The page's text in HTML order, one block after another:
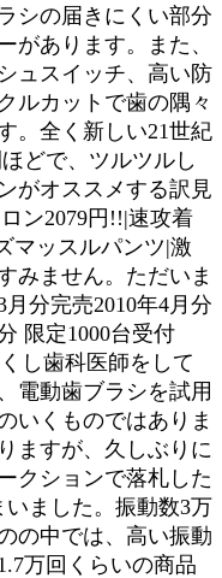
シの届きにくい部分
があります。また、
ュスイッチ、高い防
ルカットで歯の隅々
。全く新しい21世紀
どで、ツルツルし
がオススメする訳見
ン2079円!!|速攻着
マッスルパンツ|激
みません。ただいま
分完売2010年4月分
限定1000台受付
歯科医師をして
電動歯ブラシを試用
いくものではありま
ますが、久しぶりに
クションで落札した
ました。振動数3万
の中では、高い振動
万回くらいの商品